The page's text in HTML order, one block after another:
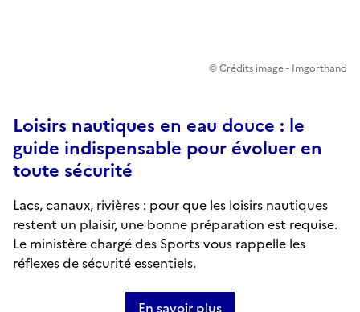
Loisirs nautiques en eau douce : le
guide indispensable pour évoluer en
toute sécurité
Lacs, canaux, rivières : pour que les loisirs nautiques
restent un plaisir, une bonne préparation est requise.
Le ministère chargé des Sports vous rappelle les
réflexes de sécurité essentiels.
© Crédits image - Imgorthand